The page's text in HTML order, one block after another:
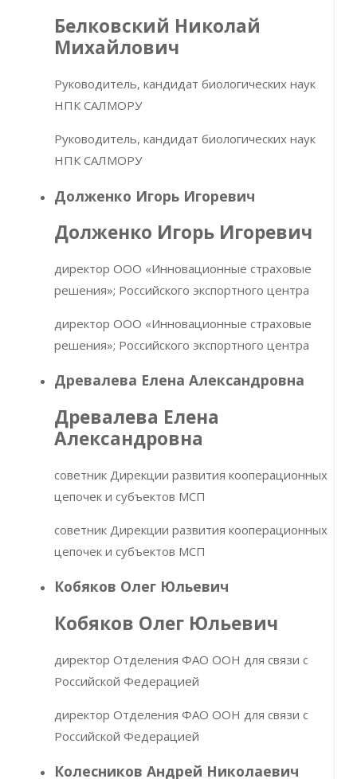
Белковский Николай
Михайлович
Руководитель, кандидат биологических наук
НПК САЛМОРУ
Руководитель, кандидат биологических наук
НПК САЛМОРУ
Долженко Игорь Игоревич
Долженко Игорь Игоревич
директор ООО «Инновационные страховые
решения»; Российского экспортного центра
директор ООО «Инновационные страховые
решения»; Российского экспортного центра
Древалева Елена Александровна
Древалева Елена
Александровна
советник Дирекции развития кооперационных
цепочек и субъектов МСП
советник Дирекции развития кооперационных
цепочек и субъектов МСП
Кобяков Олег Юльевич
Кобяков Олег Юльевич
директор Отделения ФАО ООН для связи с
Российской Федерацией
директор Отделения ФАО ООН для связи с
Российской Федерацией
Колесников Андрей Николаевич